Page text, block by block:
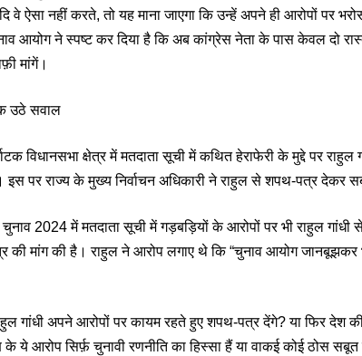
वे ऐसा नहीं करते, तो यह माना जाएगा कि उन्हें अपने ही आरोपों पर
आयोग ने स्पष्ट कर दिया है कि अब कांग्रेस नेता के पास केवल दो
मांगें।
उठे सवाल
विधानसभा क्षेत्र में मतदाता सूची में कथित हेराफेरी के मुद्दे पर राहुल
पर राज्य के मुख्य निर्वाचन अधिकारी ने राहुल से शपथ-पत्र देकर
चुनाव 2024 में मतदाता सूची में गड़बड़ियों के आरोपों पर भी राहुल गांधी से
की मांग की है। राहुल ने आरोप लगाए थे कि “चुनाव आयोग जानबूझकर
गांधी अपने आरोपों पर कायम रहते हुए शपथ-पत्र देंगे? या फिर देश
के ये आरोप सिर्फ़ चुनावी रणनीति का हिस्सा हैं या वाकई कोई ठोस